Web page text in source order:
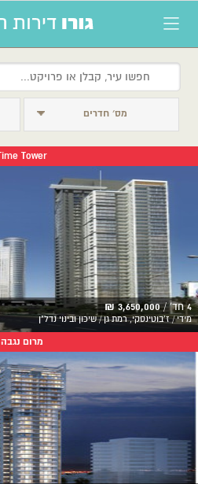
מס׳ חדרים
Time Tower
4 חד' / 3,650,000 ₪
מידי / ז'בוטינסקי, רמת גן / שיכון ובינוי נדל"ן
מרום נגבה